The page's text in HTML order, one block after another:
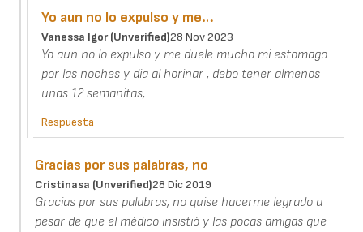
Yo aun no lo expulso y me…
Vanessa Igor (unverified)28 Nov 2023
Yo aun no lo expulso y me duele mucho mi estomago
por las noches y dia al horinar , debo tener almenos
unas 12 semanitas,
Respuesta
Gracias por sus palabras, no
Cristinasa (unverified)28 Dic 2019
Gracias por sus palabras, no quise hacerme legrado a
pesar de que el médico insistió y las pocas amigas que